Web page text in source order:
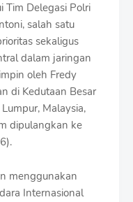
Tim Delegasi Polri
salah satu
sekaligus
dalam jaringan
oleh Fredy
di Kedutaan Besar
Malaysia,
dipulangkan ke
menggunakan
Internasional